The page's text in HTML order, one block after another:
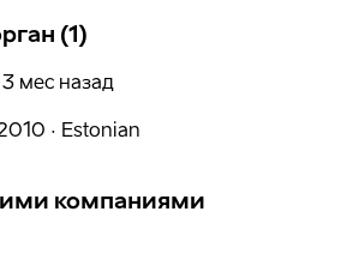
(1)
мес назад
· Estonian
компаниями